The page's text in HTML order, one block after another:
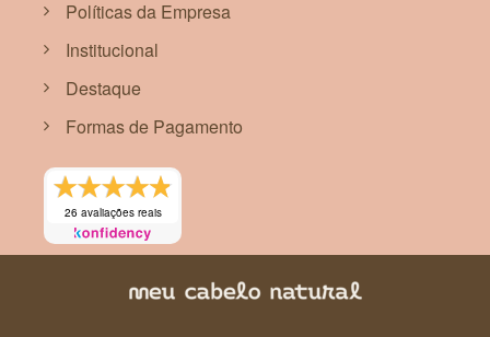
Políticas da Empresa
Institucional
Destaque
Formas de Pagamento
26 avaliações reais